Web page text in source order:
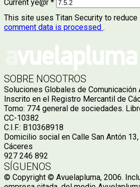
Current ye@r *
This site uses Titan Security to reduce
comment data is processed .
SOBRE NOSOTROS
Soluciones Globales de Comunicación
Inscrito en el Registro Mercantil de
Tomo: 774 general de sociedades.
CC-10382
C.I.F.: B10368918
Domicilio social en Calle San Antón
Cáceres
927 246 892
SÍGUENOS
© Copyright © Avuelapluma, 2006.